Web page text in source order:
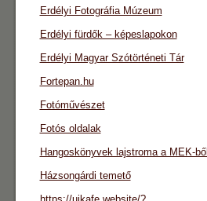
Erdélyi Fotográfia Múzeum
Erdélyi fürdők – képeslapokon
Erdélyi Magyar Szótörténeti Tár
Fortepan.hu
Fotóművészet
Fotós oldalak
Hangoskönyvek lajstroma a MEK-ből
Házsongárdi temető